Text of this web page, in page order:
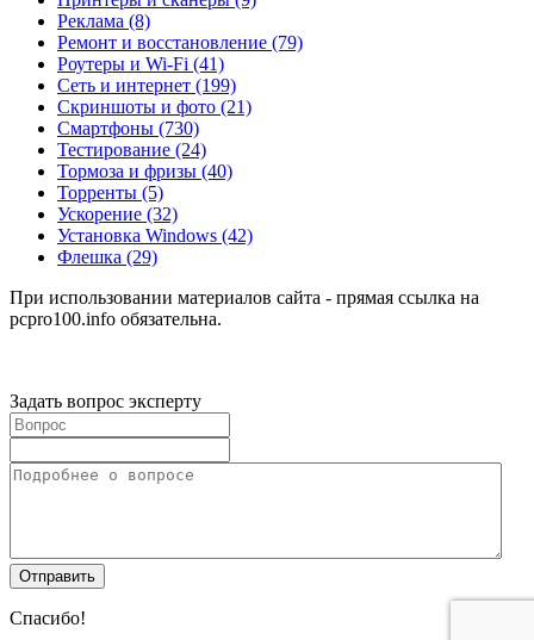
Реклама (8)
Ремонт и восстановление (79)
Роутеры и Wi-Fi (41)
Сеть и интернет (199)
Скриншоты и фото (21)
Смартфоны (730)
Тестирование (24)
Тормоза и фризы (40)
Торренты (5)
Ускорение (32)
Установка Windows (42)
Флешка (29)
При использовании материалов сайта - прямая ссылка на
pcpro100.info обязательна.
Задать вопрос эксперту
Спасибо!